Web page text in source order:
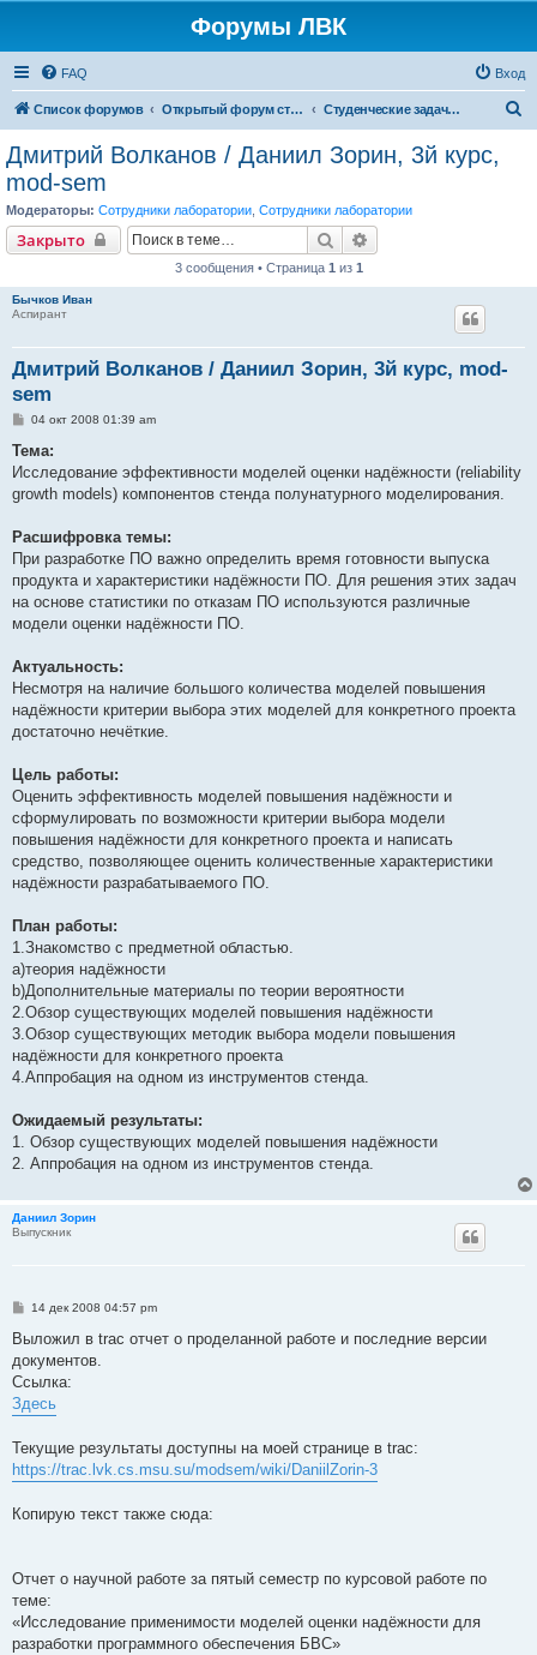
Форумы ЛВК
FAQ Вход
Список форумов Открытый форум студенческих задач Студенческие задачи (2008-2009)
Дмитрий Волканов / Даниил Зорин, 3й курс,
mod-sem
Модераторы: Сотрудники лаборатории Сотрудники лаборатории
Закрыто Поиск
3 сообщения • Страница 1 из 1
Бычков Иван
Аспирант
Дмитрий Волканов / Даниил Зорин, 3й курс, mod-
sem
С
о
щ
е
е
04 окт 2008 01:39 am
Тема:
Исследование эффективности моделей оценки надёжности (reliability
growth models) компонентов стенда полунатурного моделирования.
Расшифровка темы:
При разработке ПО важно определить время готовности выпуска
продукта и характеристики надёжности ПО. Для решения этих задач
на основе статистики по отказам ПО используются различные
модели оценки надёжности ПО.
Актуальность:
Несмотря на наличие большого количества моделей повышения
надёжности критерии выбора этих моделей для конкретного проекта
достаточно нечёткие.
Цель работы:
Оценить эффективность моделей повышения надёжности и
сформулировать по возможности критерии выбора модели
повышения надёжности для конкретного проекта и написать
средство, позволяющее оценить количественные характеристики
надёжности разрабатываемого ПО.
План работы:
1.Знакомство с предметной областью.
а)теория надёжности
b)Дополнительные материалы по теории вероятности
2.Обзор существующих моделей повышения надёжности
3.Обзор существующих методик выбора модели повышения
надёжности для конкретного проекта
4.Аппробация на одном из инструментов стенда.
Ожидаемый результаты:
1. Обзор существующих моделей повышения надёжности
2. Аппробация на одном из инструментов стенда.
Даниил Зорин
Выпускник
С
о
щ
е
и
14 дек 2008 04:57 pm
Выложил в trac отчет о проделанной работе и последние версии
документов.
Ссылка:
Здесь
Текущие результаты доступны на моей странице в trac:
https://trac.lvk.cs.msu.su/modsem/wiki/DaniilZorin-3
Копирую текст также сюда:
Отчет о научной работе за пятый семестр по курсовой работе по
теме:
«Исследование применимости моделей оценки надёжности для
разработки программного обеспечения БВС»